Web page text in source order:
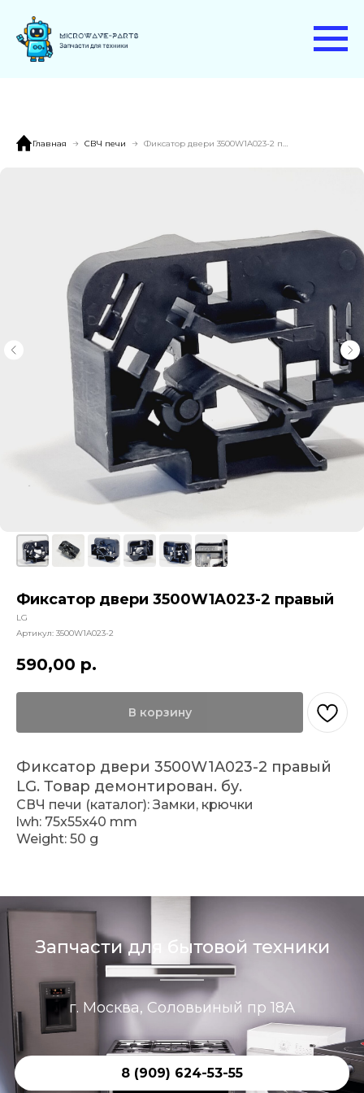
Главная СВЧ печи
Фиксатор двери 3500W1A023-2 правый
LG
Артикул: 3500W1A023-2
590,00 р.
В корзину
Фиксатор двери 3500W1A023-2 правый
LG. Товар демонтирован. бу.
СВЧ печи (каталог): Замки, крючки
lwh: 75x55x40 mm
Weight: 50 g
Запчасти для бытовой техники
г. Москва, Соловьиный пр 18А
8 (909) 624-53-55